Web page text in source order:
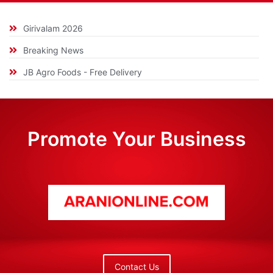
Girivalam 2026
Breaking News
JB Agro Foods - Free Delivery
Promote Your Business
Contact Us